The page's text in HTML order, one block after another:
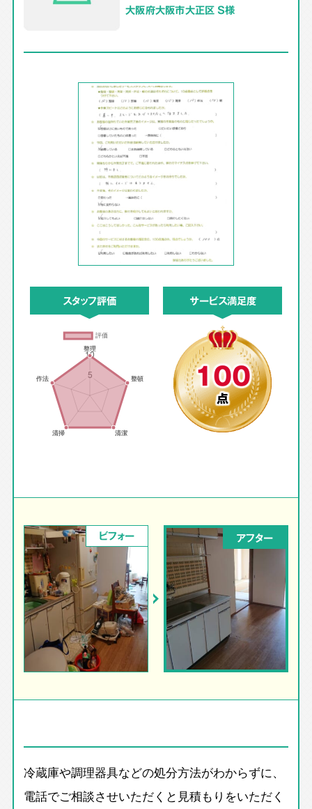
大阪府大阪市大正区 S様
スタッフ評価 サービス満足度
100
点
ビフォー アフター
冷蔵庫や調理器具などの処分方法がわからずに、
電話でご相談させいただくと見積もりをいただく